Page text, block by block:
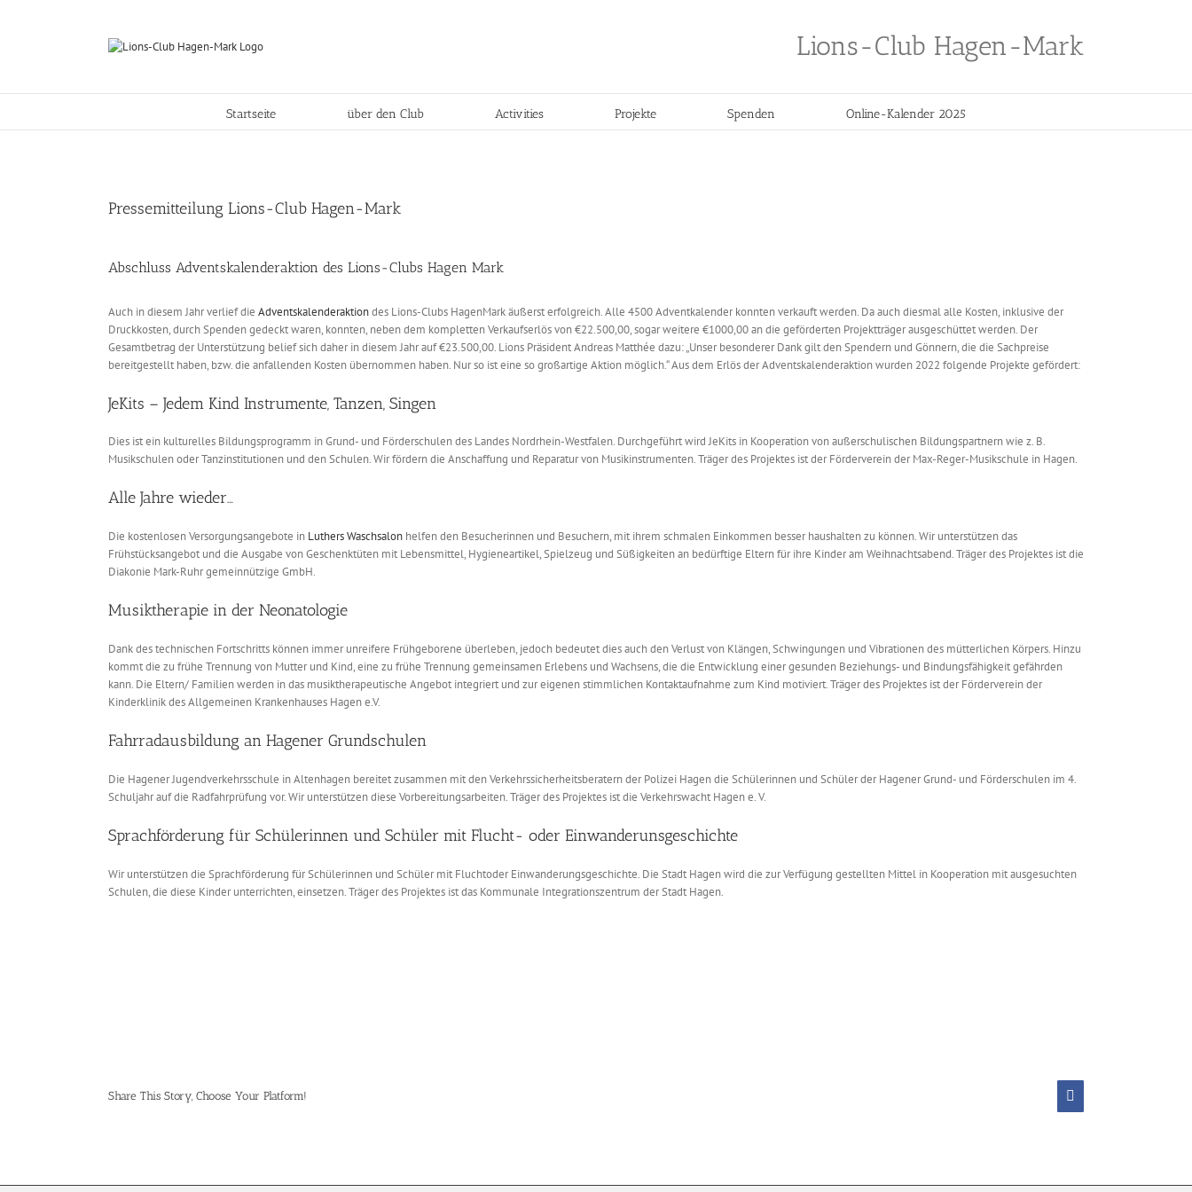
Lions-Club Hagen-Mark
Startseite über den Club Activities Projekte Spenden Online-Kalender 2025
Pressemitteilung Lions-Club Hagen-Mark
Abschluss Adventskalenderaktion des Lions-Clubs Hagen Mark
Auch in diesem Jahr verlief die Adventskalenderaktiondes Lions-Clubs HagenMark äußerst erfolgreich. Alle 4500 Adventkalender konnten verkauft werden. Da auch diesmal alle Kosten, inklusive der
Druckkosten, durch Spenden gedeckt waren, konnten, neben dem kompletten Verkaufserlös von €22.500,00, sogar weitere €1000,00 an die geförderten Projektträger ausgeschüttet werden. Der
Gesamtbetrag der Unterstützung belief sich daher in diesem Jahr auf €23.500,00. Lions Präsident Andreas Matthée dazu: „Unser besonderer Dank gilt den Spendern und Gönnern, die die Sachpreise
bereitgestellt haben, bzw. die anfallenden Kosten übernommen haben. Nur so ist eine so großartige Aktion möglich.“ Aus dem Erlös der Adventskalenderaktion wurden 2022 folgende Projekte gefördert:
JeKits – Jedem Kind Instrumente, Tanzen, Singen
Dies ist ein kulturelles Bildungsprogramm in Grund- und Förderschulen des Landes Nordrhein-Westfalen. Durchgeführt wird JeKits in Kooperation von außerschulischen Bildungspartnern wie z. B.
Musikschulen oder Tanzinstitutionen und den Schulen. Wir fördern die Anschaffung und Reparatur von Musikinstrumenten. Träger des Projektes ist der Förderverein der Max-Reger-Musikschule in Hagen.
Alle Jahre wieder…
Die kostenlosen Versorgungsangebote in Luthers Waschsalon helfen den Besucherinnen und Besuchern, mit ihrem schmalen Einkommen besser haushalten zu können. Wir unterstützen das
Frühstücksangebot und die Ausgabe von Geschenktüten mit Lebensmittel, Hygieneartikel, Spielzeug und Süßigkeiten an bedürftige Eltern für ihre Kinder am Weihnachtsabend. Träger des Projektes ist die
Diakonie Mark-Ruhr gemeinnützige GmbH.
Musiktherapie in der Neonatologie
Dank des technischen Fortschritts können immer unreifere Frühgeborene überleben, jedoch bedeutet dies auch den Verlust von Klängen, Schwingungen und Vibrationen des mütterlichen Körpers. Hinzu
kommt die zu frühe Trennung von Mutter und Kind, eine zu frühe Trennung gemeinsamen Erlebens und Wachsens, die die Entwicklung einer gesunden Beziehungs- und Bindungsfähigkeit gefährden
kann. Die Eltern/ Familien werden in das musiktherapeutische Angebot integriert und zur eigenen stimmlichen Kontaktaufnahme zum Kind motiviert. Träger des Projektes ist der Förderverein der
Kinderklinik des Allgemeinen Krankenhauses Hagen e.V.
Fahrradausbildung an Hagener Grundschulen
Die Hagener Jugendverkehrsschule in Altenhagen bereitet zusammen mit den Verkehrssicherheitsberatern der Polizei Hagen die Schülerinnen und Schüler der Hagener Grund- und Förderschulen im 4.
Schuljahr auf die Radfahrprüfung vor. Wir unterstützen diese Vorbereitungsarbeiten. Träger des Projektes ist die Verkehrswacht Hagen e. V.
Sprachförderung für Schülerinnen und Schüler mit Flucht- oder Einwanderunsgeschichte
Wir unterstützen die Sprachförderung für Schülerinnen und Schüler mit Fluchtoder Einwanderungsgeschichte. Die Stadt Hagen wird die zur Verfügung gestellten Mittel in Kooperation mit ausgesuchten
Schulen, die diese Kinder unterrichten, einsetzen. Träger des Projektes ist das Kommunale Integrationszentrum der Stadt Hagen.
Share This Story, Choose Your Platform! Facebook